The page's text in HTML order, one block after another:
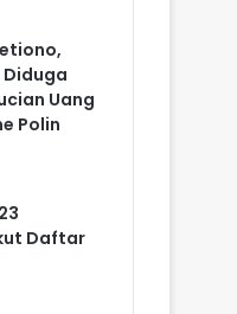
Diduga
Uang
Polin
Daftar